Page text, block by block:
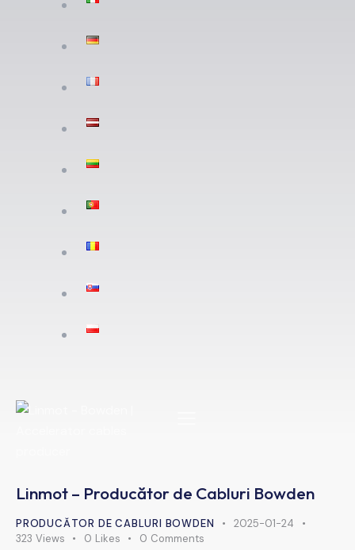
Linmot – Producător de Cabluri Bowden
PRODUCĂTOR DE CABLURI BOWDEN
2025-01-24
323 Views 0 Likes 0 Comments